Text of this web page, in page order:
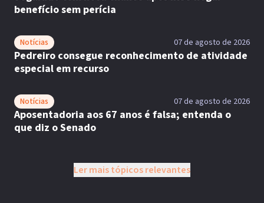
benefício sem perícia
Notícias 07 de agosto de 2026
Pedreiro consegue reconhecimento de atividade
especial em recurso
Notícias 07 de agosto de 2026
Aposentadoria aos 67 anos é falsa; entenda o
que diz o Senado
Ler mais tópicos relevantes